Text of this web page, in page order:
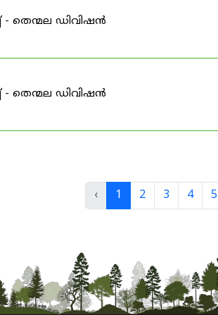
തെന്മല ഡിവിഷൻ
തെന്മല ഡിവിഷൻ
‹ 1 2 3 4 5